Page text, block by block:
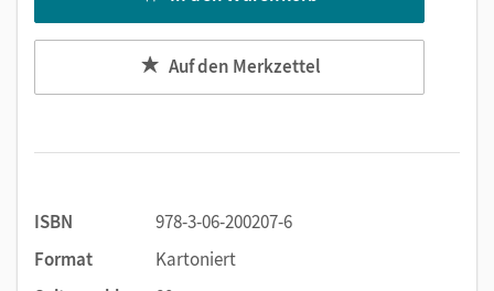
Auf den Merkzettel
ISBN
978-3-06-200207-6
Format
Kartoniert